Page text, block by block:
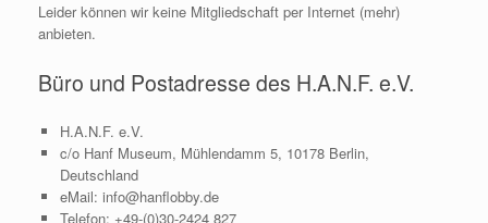
Leider können wir keine Mitgliedschaft per Internet (mehr)
anbieten.
Büro und Postadresse des H.A.N.F. e.V.
H.A.N.F. e.V.
c/o Hanf Museum, Mühlendamm 5, 10178 Berlin,
Deutschland
eMail: info@hanflobby.de
Telefon: +49-(0)30-2424 827